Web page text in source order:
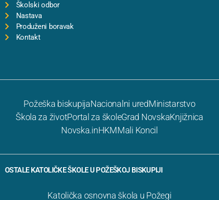
Školski odbor
Nastava
Produženi boravak
Kontakt
Požeška biskupijaNacionalni uredMinistarstvo
Škola za životPortal za školeGrad NovskaKnjižnica
Novska.inHKMMali Koncil
OSTALE KATOLIČKE ŠKOLE U POŽEŠKOJ BISKUPIJI
Katolička osnovna škola u Požegi